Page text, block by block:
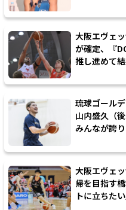
大阪エヴェ
が確定、『
推し進めて
琉球ゴール
山内盛久（
みんなが誇
大阪エヴェ
帰を目指す
トに立ちたい